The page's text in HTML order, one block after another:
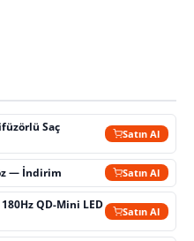
Saç
Satın Al
— İndirim Satın Al
QD-Mini LED
Satın Al